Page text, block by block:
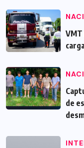
de